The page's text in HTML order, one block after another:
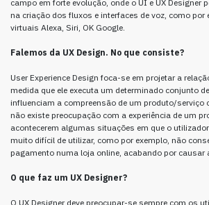
campo em forte evolução, onde o UI e UX Designer
na criação dos fluxos e interfaces de voz, como
virtuais Alexa, Siri, OK Google.
Falemos da UX Design. No que consiste?
User Experience Design foca-se em projetar a
medida que ele executa um determinado conjunto
influenciam a compreensão de um produto/serviço
não existe preocupação com a experiência de um
acontecerem algumas situações em que o
muito difícil de utilizar, como por exemplo, não
pagamento numa loja online, acabando por causar
O que faz um UX Designer?
O UX Designer deve preocupar-se sempre com os